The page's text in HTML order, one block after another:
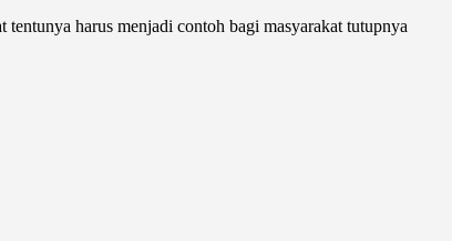
harus menjadi contoh bagi masyarakat tutupnya